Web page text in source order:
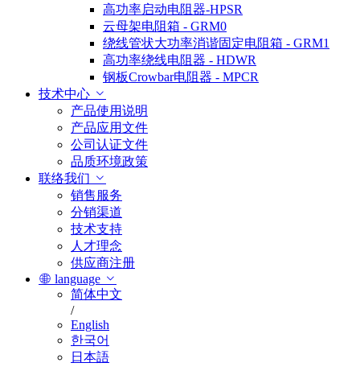
高功率启动电阻器-HPSR
云母架电阻箱 - GRM0
绕线管状大功率消谐固定电阻箱 - GRM1
高功率绕线电阻器 - HDWR
钢板Crowbar电阻器 - MPCR
技术中心
产品使用说明
产品应用文件
公司认证文件
品质环境政策
联络我们
销售服务
分销渠道
技术支持
人才理念
供应商注册
language
简体中文
/
English
한국어
日本語